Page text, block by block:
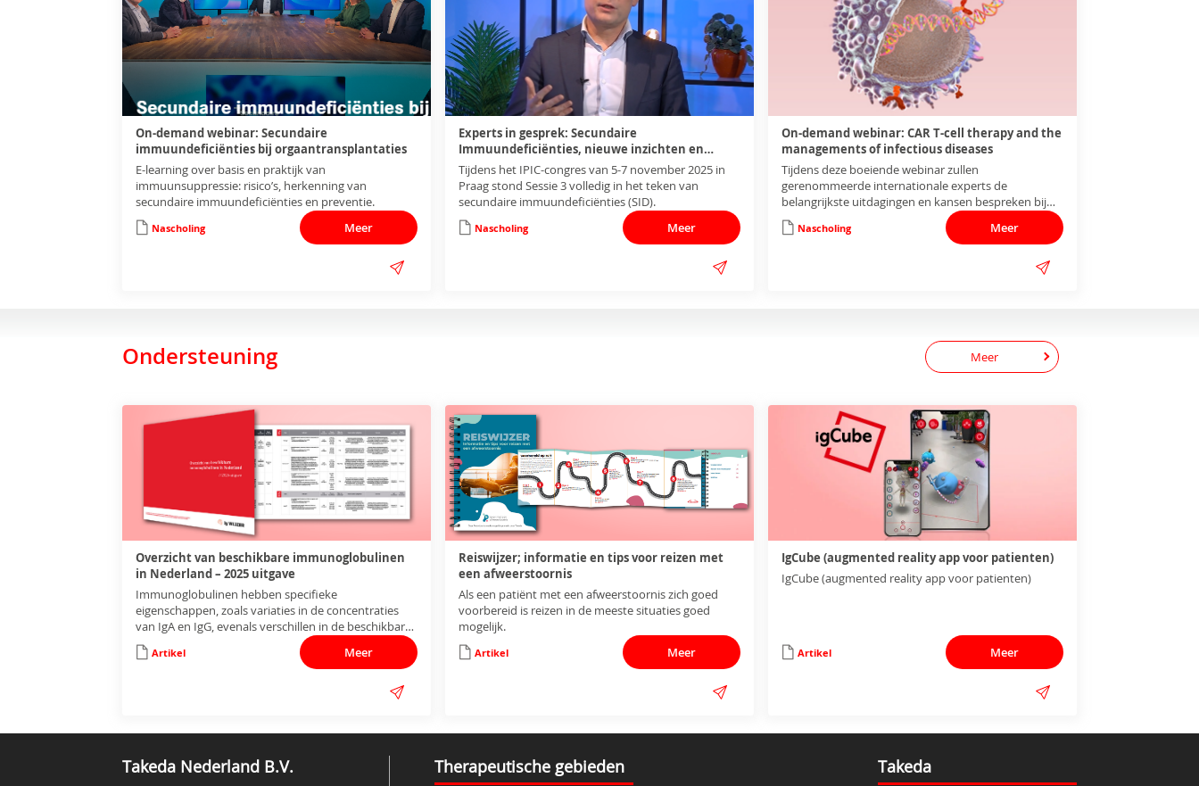
On-demand webinar: Secundaire
immuundeficiënties bij orgaantransplantaties
E-learning over basis en praktijk van
immuunsuppressie: risico’s, herkenning van
secundaire immuundeficiënties en preventie.
Nascholing Meer
Experts in gesprek: Secundaire
Immuundeficiënties, nieuwe inzichten en
multidisciplinaire aanpak
Tijdens het IPIC-congres van 5-7 november 2025 in
Praag stond Sessie 3 volledig in het teken van
secundaire immuundeficiënties (SID).
Nascholing Meer
On-demand webinar: CAR T-cell therapy and the
managements of infectious diseases
Tijdens deze boeiende webinar zullen
gerenommeerde internationale experts de
belangrijkste uitdagingen en kansen bespreken bij
het beheer van infecties na CAR T-celtherapie.
Nascholing Meer
Ondersteuning Meer
Overzicht van beschikbare immunoglobulinen
in Nederland – 2025 uitgave
Immunoglobulinen hebben specifieke
eigenschappen, zoals variaties in de concentraties
van IgA en IgG, evenals verschillen in de beschikbare
flacons. Daarnaast zijn er verschillen in de
toedieningswijzen; immunoglobulinen kunnen
intraveneus, subcutaan of gefaciliteerd subcutaan
Artikel Meer
Reiswijzer; informatie en tips voor reizen met
een afweerstoornis
Als een patiënt met een afweerstoornis zich goed
voorbereid is reizen in de meestesituaties goed
mogelijk.
Artikel Meer
IgCube (augmented reality app voor patienten)
IgCube (augmented reality app voor patienten)
Artikel Meer
Takeda Nederland B.V. Therapeutische gebieden Takeda